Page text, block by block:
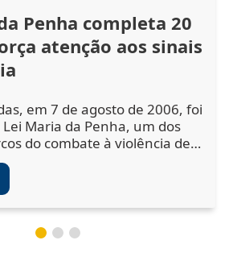
Penha completa 20
atenção aos sinais
em 7 de agosto de 2006, foi
Maria da Penha, um dos
do combate à violência de
A legislação ampliou os
prevenção, acolhimento das
dos agressores, mas
olhos da sociedade e das
a importância de se atentar
Juízes e desembargad